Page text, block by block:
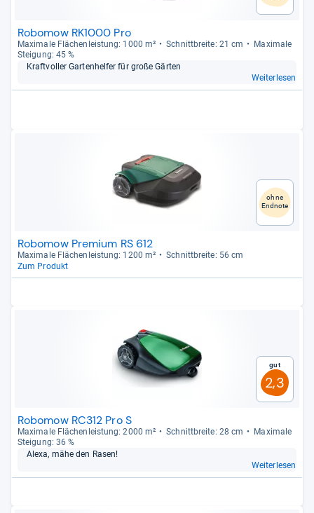
Robomow RK1000 Pro
Maxi­male Flä­chen­leis­tung: 1000 m² Schnitt­breite: 21 cm
Maxi­male
Stei­gung: 45 %
Kraft­vol­ler Gar­ten­hel­fer für große Gär­ten
Weiterlesen
ohne
Endnote
Robomow Premium RS 612
Maxi­male Flä­chen­leis­tung: 1200 m²
Schnitt­breite: 56 cm
Zum Produkt
Gut
2,3
Robomow RC312 Pro S
Maxi­male Flä­chen­leis­tung: 2000 m² Schnitt­breite: 28 cm
Maxi­male
Stei­gung: 36 %
Alexa, mähe den Rasen!
Weiterlesen